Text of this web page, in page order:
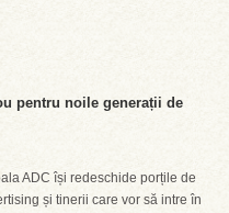
pentru noile generații de
ADC își redeschide porțile de
și tinerii care vor să intre în